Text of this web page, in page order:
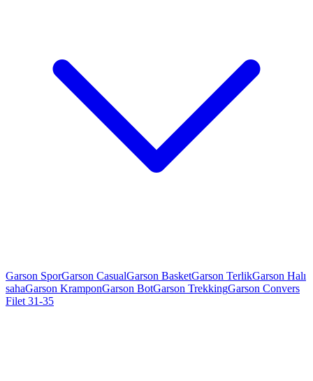
Garson SporGarson CasualGarson BasketGarson TerlikGarson Halı
sahaGarson KramponGarson BotGarson TrekkingGarson Convers
Filet 31-35